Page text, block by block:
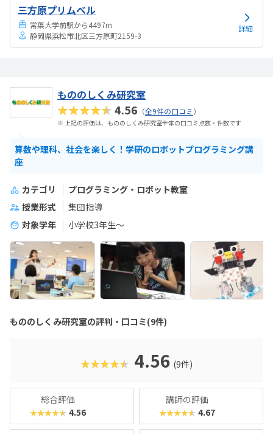
三方原プリムベル
常葉大学前駅から4497m
静岡県浜松市北区三方原町2159-3
詳細
もののしくみ研究室
★★★★★4.56 （全9件の口コミ）
※ 上記の評価は、もののしくみ研究室全体の口コミ点数・件数です
算数や理科、社会を楽しく！学研のロボットプログラミング講
座
カテゴリ
プログラミング・ロボット教室
授業形式
集団指導
対象学年
小学校3年生〜
もののしくみ研究室の評判・口コミ(9件)
★★★★★ 4.56 (9件)
総合評価
★★★★★ 4.56
講師の評価
★★★★★ 4.67